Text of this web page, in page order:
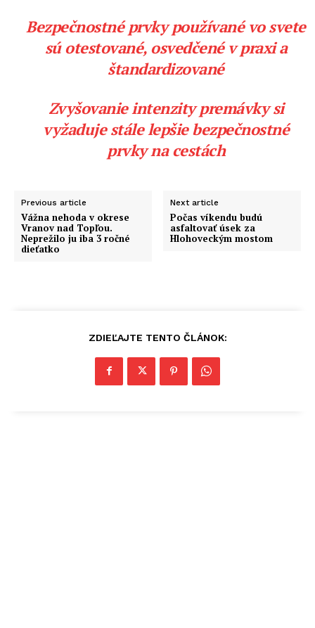
Bezpečnostné prvky používané vo svete
sú otestované, osvedčené v praxi a
štandardizované
Zvyšovanie intenzity premávky si
vyžaduje stále lepšie bezpečnostné
prvky na cestách
Previous article
Vážna nehoda v okrese
Vranov nad Topľou.
Neprežilo ju iba 3 ročné
dieťatko
Next article
Počas víkendu budú
asfaltovať úsek za
Hlohoveckým mostom
ZDIEĽAJTE TENTO ČLÁNOK: